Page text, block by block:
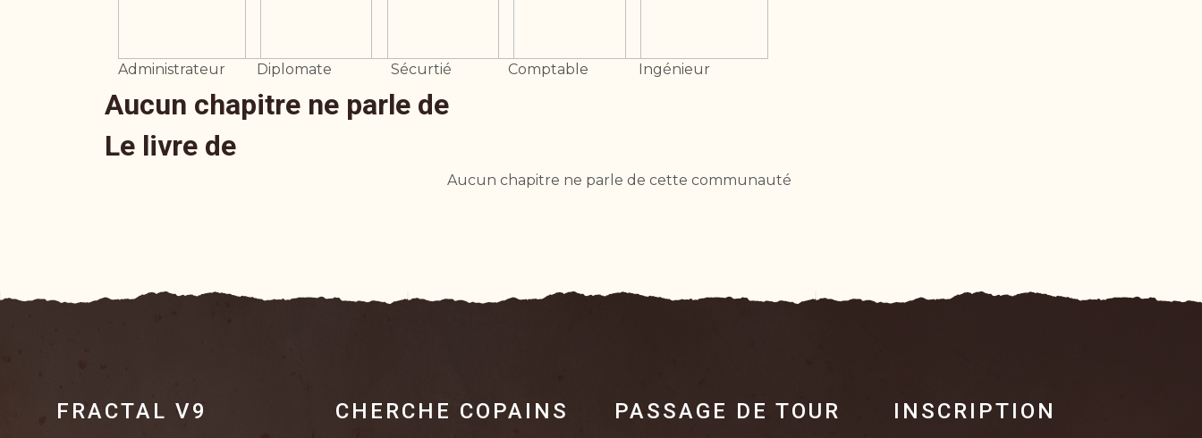
Administrateur Diplomate Sécurtié Comptable Ingénieur
Aucun chapitre ne parle de
Le livre de
Aucun chapitre ne parle de cette communauté
FRACTAL V9 CHERCHE COPAINS PASSAGE DE TOUR INSCRIPTION